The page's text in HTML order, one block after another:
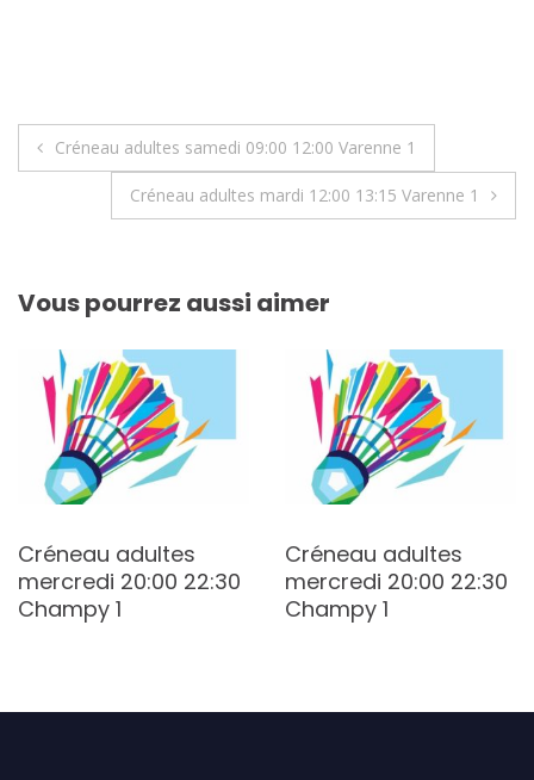
Navigation
Créneau adultes samedi 09:00 12:00 Varenne 1
Créneau adultes mardi 12:00 13:15 Varenne 1
Vous pourrez aussi aimer
Créneau adultes
mercredi 20:00 22:30
Champy 1
Créneau adultes
mercredi 20:00 22:30
Champy 1